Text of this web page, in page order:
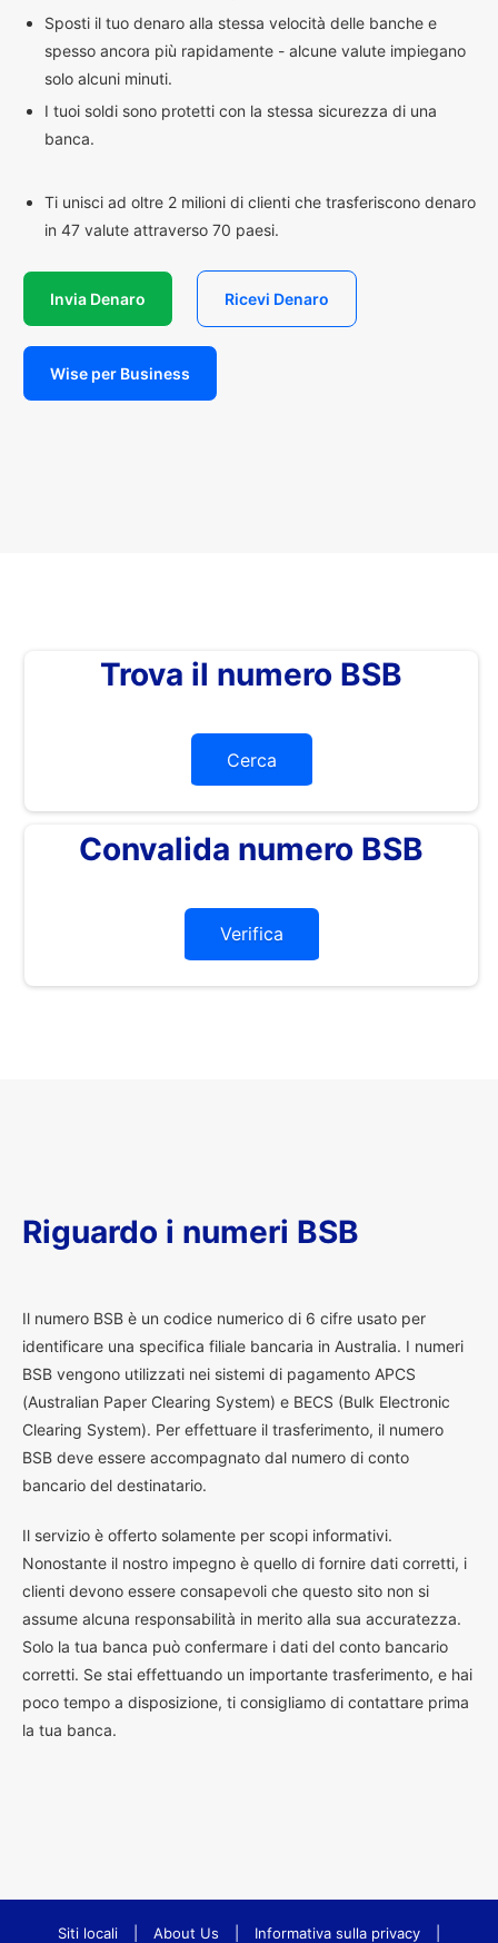
Sposti il tuo denaro alla stessa velocità delle banche e
spesso ancora più rapidamente - alcune valute impiegano
solo alcuni minuti.
I tuoi soldi sono protetti con la stessa sicurezza di una
banca.
Ti unisci ad oltre 2 milioni di clienti che trasferiscono denaro
in 47 valute attraverso 70 paesi.
Invia Denaro Ricevi Denaro
Wise per Business
Trova il numero BSB
Cerca
Convalida numero BSB
Verifica
Riguardo i numeri BSB
Il numero BSB è un codice numerico di 6 cifre usato per
identificare una specifica filiale bancaria in Australia. I numeri
BSB vengono utilizzati nei sistemi di pagamento APCS
(Australian Paper Clearing System) e BECS (Bulk Electronic
Clearing System). Per effettuare il trasferimento, il numero
BSB deve essere accompagnato dal numero di conto
bancario del destinatario.
Il servizio è offerto solamente per scopi informativi.
Nonostante il nostro impegno è quello di fornire dati corretti, i
clienti devono essere consapevoli che questo sito non si
assume alcuna responsabilità in merito alla sua accuratezza.
Solo la tua banca può confermare i dati del conto bancario
corretti. Se stai effettuando un importante trasferimento, e hai
poco tempo a disposizione, ti consigliamo di contattare prima
la tua banca.
Siti locali About Us Informativa sulla privacy